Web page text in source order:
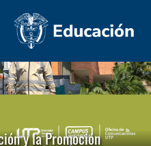
y la Promoción